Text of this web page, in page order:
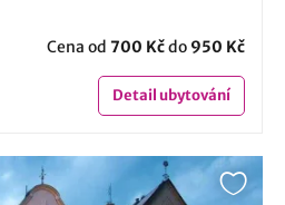
Cena od 700 Kčdo 950 Kč
Detailubytování